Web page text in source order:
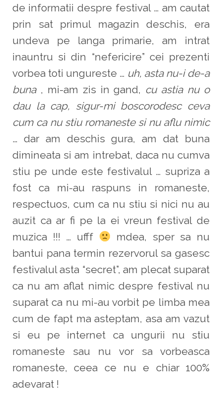
de informatii despre festival … am cautat
prin sat primul magazin deschis, era
undeva pe langa primarie, am intrat
inauntru si din “nefericire” cei prezenti
vorbea toti ungureste … uh, asta nu-i de-a
buna, mi-am zis in gand, cu astia nu o
dau la cap, sigur-mi boscorodesc ceva
cum ca nu stiu romaneste si nu aflu nimic
… dar am deschis gura, am dat buna
dimineata si am intrebat, daca nu cumva
stiu pe unde este festivalul … supriza a
fost ca mi-au raspuns in romaneste,
respectuos, cum ca nu stiu si nici nu au
auzit ca ar fi pe la ei vreun festival de
muzica !!! … ufff
mdea, sper sa nu
bantui pana termin rezervorul sa gasesc
festivalul asta “secret”, am plecat suparat
ca nu am aflat nimic despre festival nu
suparat ca nu mi-au vorbit pe limba mea
cum de fapt ma asteptam, asa am vazut
si eu pe internet ca ungurii nu stiu
romaneste sau nu vor sa vorbeasca
romaneste, ceea ce nu e chiar 100%
adevarat !